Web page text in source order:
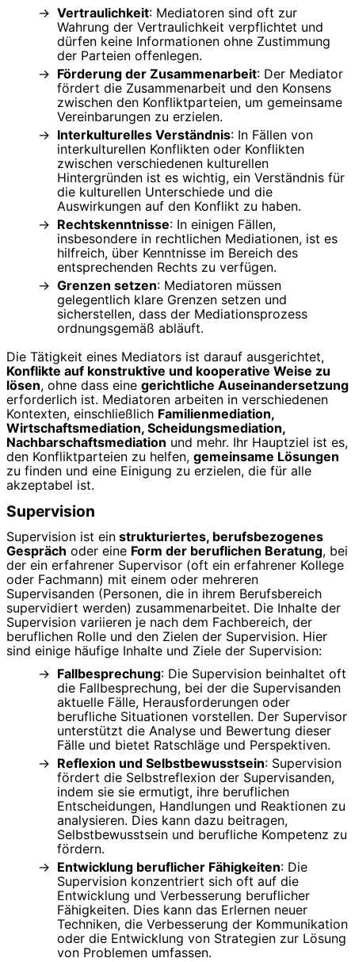
Vertraulichkeit: Mediatoren sind oft zur
Wahrung der Vertraulichkeit verpflichtet und
dürfen keine Informationen ohne Zustimmung
der Parteien offenlegen.
Förderung der Zusammenarbeit: Der Mediator
fördert die Zusammenarbeit und den Konsens
zwischen den Konfliktparteien, um gemeinsame
Vereinbarungen zu erzielen.
Interkulturelles Verständnis: In Fällen von
interkulturellen Konflikten oder Konflikten
zwischen verschiedenen kulturellen
Hintergründen ist es wichtig, ein Verständnis für
die kulturellen Unterschiede und die
Auswirkungen auf den Konflikt zu haben.
Rechtskenntnisse: In einigen Fällen,
insbesondere in rechtlichen Mediationen, ist es
hilfreich, über Kenntnisse im Bereich des
entsprechenden Rechts zu verfügen.
Grenzen setzen: Mediatoren müssen
gelegentlich klare Grenzen setzen und
sicherstellen, dass der Mediationsprozess
ordnungsgemäß abläuft.
Die Tätigkeit eines Mediators ist darauf ausgerichtet,
Konflikte auf konstruktive und kooperative Weise zu
lösen, ohne dass eine gerichtliche Auseinandersetzung
erforderlich ist. Mediatoren arbeiten in verschiedenen
Kontexten, einschließlich Familienmediation,
Wirtschaftsmediation, Scheidungsmediation,
Nachbarschaftsmediation und mehr. Ihr Hauptziel ist es,
den Konfliktparteien zu helfen, gemeinsame Lösungen
zu finden und eine Einigung zu erzielen, die für alle
akzeptabel ist.
Supervision
Supervision ist ein strukturiertes, berufsbezogenes
Gespräch oder eine Form der beruflichen Beratung, bei
der ein erfahrener Supervisor (oft ein erfahrener Kollege
oder Fachmann) mit einem oder mehreren
Supervisanden (Personen, die in ihrem Berufsbereich
supervidiert werden) zusammenarbeitet. Die Inhalte der
Supervision variieren je nach dem Fachbereich, der
beruflichen Rolle und den Zielen der Supervision. Hier
sind einige häufige Inhalte und Ziele der Supervision:
Fallbesprechung: Die Supervision beinhaltet oft
die Fallbesprechung, bei der die Supervisanden
aktuelle Fälle, Herausforderungen oder
berufliche Situationen vorstellen. Der Supervisor
unterstützt die Analyse und Bewertung dieser
Fälle und bietet Ratschläge und Perspektiven.
Reflexion und Selbstbewusstsein: Supervision
fördert die Selbstreflexion der Supervisanden,
indem sie sie ermutigt, ihre beruflichen
Entscheidungen, Handlungen und Reaktionen zu
analysieren. Dies kann dazu beitragen,
Selbstbewusstsein und berufliche Kompetenz zu
fördern.
Entwicklung beruflicher Fähigkeiten: Die
Supervision konzentriert sich oft auf die
Entwicklung und Verbesserung beruflicher
Fähigkeiten. Dies kann das Erlernen neuer
Techniken, die Verbesserung der Kommunikation
oder die Entwicklung von Strategien zur Lösung
von Problemen umfassen.